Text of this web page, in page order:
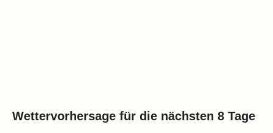
Wettervorhersage für die nächsten 8 Tage